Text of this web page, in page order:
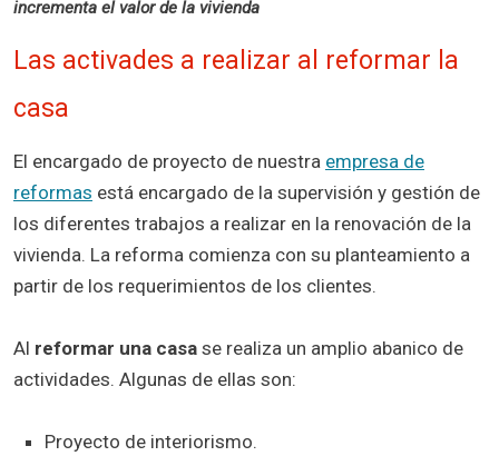
incrementa el valor de la vivienda
Las activades a realizar al reformar la
casa
El encargado de proyecto de nuestra empresa de
reformas está encargado de la supervisión y gestión de
los diferentes trabajos a realizar en la renovación de la
vivienda. La reforma comienza con su planteamiento a
partir de los requerimientos de los clientes.
Al reformar una casa se realiza un amplio abanico de
actividades. Algunas de ellas son:
Proyecto de interiorismo.